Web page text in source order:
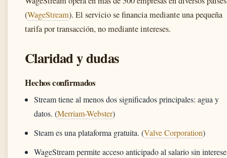
(WageStream). El servicio se financia mediante una pequeña
tarifa por transacción, no mediante intereses.
Claridad y dudas
Hechos confirmados
Stream tiene al menos dos significados principales: agua y
datos. (Merriam-Webster)
Steam es una plataforma gratuita. (Valve Corporation)
WageStream permite acceso anticipado al salario sin